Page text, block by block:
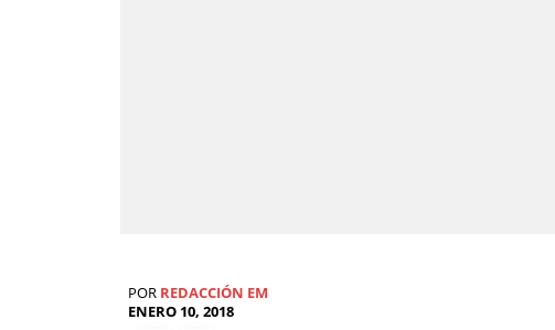
POR REDACCIÓN EM
ENERO 10, 2018